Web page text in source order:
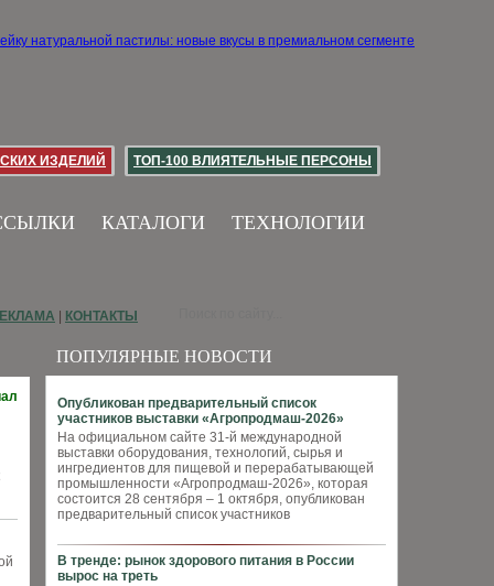
ИЗДЕЛИЙ ТОП-100 ВЛИЯТЕЛЬНЫЕ ПЕРСОНЫ
КАТАЛОГИ ТЕХНОЛОГИИ
ПОПУЛЯРНЫЕ НОВОСТИ
Опубликован предварительный список
участников выставки «Агропродмаш-2026»
На официальном сайте 31-й международной
выставки оборудования, технологий, сырья и
ингредиентов для пищевой и перерабатывающей
промышленности «Агропродмаш-2026», которая
состоится 28 сентября – 1 октября, опубликован
предварительный список участников
В тренде: рынок здорового питания в России
вырос на треть
КОНТАКТЫ